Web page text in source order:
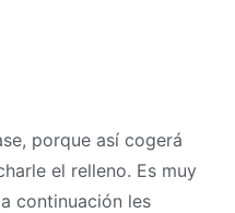
porque así cogerá
el relleno. Es muy
continuación les